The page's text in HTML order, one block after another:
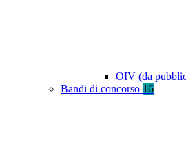
OIV (da
Bandi di concorso 16